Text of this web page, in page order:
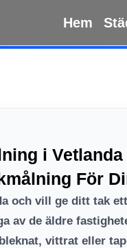
Hem
i
För
och vill ge ditt tak
av de äldre
vittrat eller